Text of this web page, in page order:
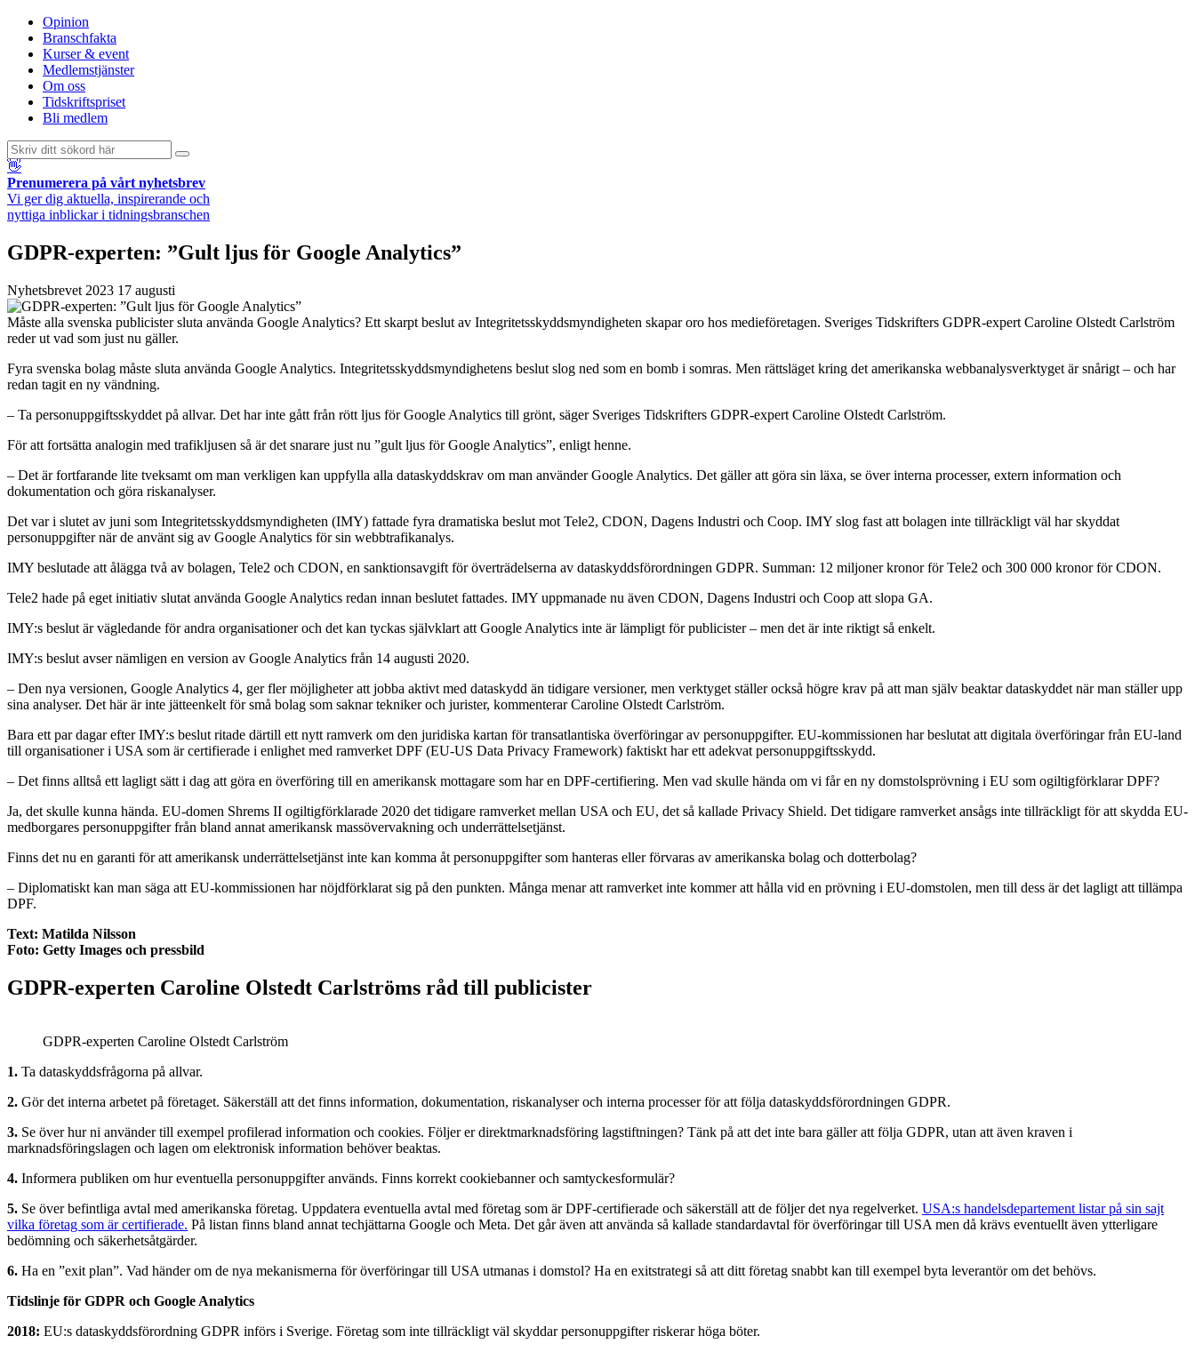
Opinion
Branschfakta
Kurser & event
Medlemstjänster
Om oss
Tidskriftspriset
Bli medlem
👋
Prenumerera på vårt nyhetsbrev
Vi ger dig aktuella, inspirerande och
nyttiga inblickar i tidningsbranschen
GDPR-experten: ”Gult ljus för Google Analytics”
Nyhetsbrevet 2023 17 augusti
Måste alla svenska publicister sluta använda Google Analytics? Ett skarpt beslut av Integritetsskyddsmyndigheten skapar oro hos medieföretagen. Sveriges Tidskrifters GDPR-expert Caroline Olstedt Carlström
reder ut vad som just nu gäller.
Fyra svenska bolag måste sluta använda Google Analytics. Integritetsskyddsmyndighetens beslut slog ned som en bomb i somras. Men rättsläget kring det amerikanska webbanalysverktyget är snårigt – och har
redan tagit en ny vändning.
– Ta personuppgiftsskyddet på allvar. Det har inte gått från rött ljus för Google Analytics till grönt, säger Sveriges Tidskrifters GDPR-expert Caroline Olstedt Carlström.
För att fortsätta analogin med trafikljusen så är det snarare just nu ”gult ljus för Google Analytics”, enligt henne.
– Det är fortfarande lite tveksamt om man verkligen kan uppfylla alla dataskyddskrav om man använder Google Analytics. Det gäller att göra sin läxa, se över interna processer, extern information och
dokumentation och göra riskanalyser.
Det var i slutet av juni som Integritetsskyddsmyndigheten (IMY) fattade fyra dramatiska beslut mot Tele2, CDON, Dagens Industri och Coop. IMY slog fast att bolagen inte tillräckligt väl har skyddat
personuppgifter när de använt sig av Google Analytics för sin webbtrafikanalys.
IMY beslutade att ålägga två av bolagen, Tele2 och CDON, en sanktionsavgift för överträdelserna av dataskyddsförordningen GDPR. Summan: 12 miljoner kronor för Tele2 och 300 000 kronor för CDON.
Tele2 hade på eget initiativ slutat använda Google Analytics redan innan beslutet fattades. IMY uppmanade nu även CDON, Dagens Industri och Coop att slopa GA.
IMY:s beslut är vägledande för andra organisationer och det kan tyckas självklart att Google Analytics inte är lämpligt för publicister – men det är inte riktigt så enkelt.
IMY:s beslut avser nämligen en version av Google Analytics från 14 augusti 2020.
– Den nya versionen, Google Analytics 4, ger fler möjligheter att jobba aktivt med dataskydd än tidigare versioner, men verktyget ställer också högre krav på att man själv beaktar dataskyddet när man ställer upp
sina analyser. Det här är inte jätteenkelt för små bolag som saknar tekniker och jurister, kommenterar Caroline Olstedt Carlström.
Bara ett par dagar efter IMY:s beslut ritade därtill ett nytt ramverk om den juridiska kartan för transatlantiska överföringar av personuppgifter. EU-kommissionen har beslutat att digitala överföringar från EU-land
till organisationer i USA som är certifierade i enlighet med ramverket DPF (EU-US Data Privacy Framework) faktiskt har ett adekvat personuppgiftsskydd.
– Det finns alltså ett lagligt sätt i dag att göra en överföring till en amerikansk mottagare som har en DPF-certifiering. Men vad skulle hända om vi får en ny domstolsprövning i EU som ogiltigförklarar DPF?
Ja, det skulle kunna hända. EU-domen Shrems II ogiltigförklarade 2020 det tidigare ramverket mellan USA och EU, det så kallade Privacy Shield. Det tidigare ramverket ansågs inte tillräckligt för att skydda EU-
medborgares personuppgifter från bland annat amerikansk massövervakning och underrättelsetjänst.
Finns det nu en garanti för att amerikansk underrättelsetjänst inte kan komma åt personuppgifter som hanteras eller förvaras av amerikanska bolag och dotterbolag?
– Diplomatiskt kan man säga att EU-kommissionen har nöjdförklarat sig på den punkten. Många menar att ramverket inte kommer att hålla vid en prövning i EU-domstolen, men till dess är det lagligt att tillämpa
DPF.
Text: Matilda Nilsson
Foto: Getty Images och pressbild
GDPR-experten Caroline Olstedt Carlströms råd till publicister
GDPR-experten Caroline Olstedt Carlström
1. Ta dataskyddsfrågorna på allvar.
2. Gör det interna arbetet på företaget. Säkerställ att det finns information, dokumentation, riskanalyser och interna processer för att följa dataskyddsförordningen GDPR.
3. Se över hur ni använder till exempel profilerad information och cookies. Följer er direktmarknadsföring lagstiftningen? Tänk på att det inte bara gäller att följa GDPR, utan att även kraven i
marknadsföringslagen och lagen om elektronisk information behöver beaktas.
4. Informera publiken om hur eventuella personuppgifter används. Finns korrekt cookiebanner och samtyckesformulär?
5. Se över befintliga avtal med amerikanska företag. Uppdatera eventuella avtal med företag som är DPF-certifierade och säkerställ att de följer det nya regelverket. USA:s handelsdepartement listar på sin sajt
vilka företag som är certifierade. På listan finns bland annat techjättarna Google och Meta. Det går även att använda så kallade standardavtal för överföringar till USA men då krävs eventuellt även ytterligare
bedömning och säkerhetsåtgärder.
6. Ha en ”exit plan”. Vad händer om de nya mekanismerna för överföringar till USA utmanas i domstol? Ha en exitstrategi så att ditt företag snabbt kan till exempel byta leverantör om det behövs.
Tidslinje för GDPR och Google Analytics
2018: EU:s dataskyddsförordning GDPR införs i Sverige. Företag som inte tillräckligt väl skyddar personuppgifter riskerar höga böter.